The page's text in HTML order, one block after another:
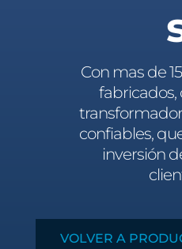
Con mas de
fabricados,
confiables,
inversión
VOLVER A